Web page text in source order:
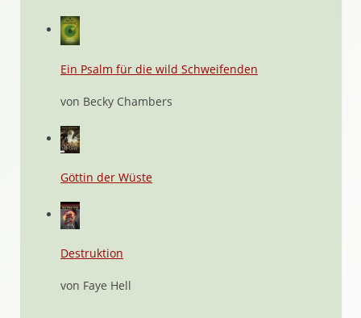
Ein Psalm für die wild Schweifenden
von Becky Chambers
Göttin der Wüste
Destruktion
von Faye Hell